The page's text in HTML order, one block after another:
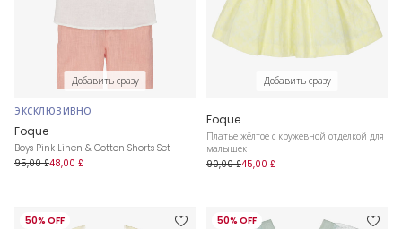
Добавить сразу
ЭКСКЛЮЗИВНО
Foque
Boys Pink Linen & Cotton Shorts Set
95,00 £48,00 £
Добавить сразу
Foque
Платье жёлтое с кружевной отделкой для
малышек
90,00 £45,00 £
50% OFF 50% OFF